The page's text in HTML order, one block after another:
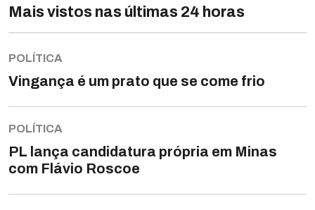
Mais vistos nas últimas 24 horas
POLÍTICA
Vingança é um prato que se come frio
POLÍTICA
PL lança candidatura própria em Minas
com Flávio Roscoe